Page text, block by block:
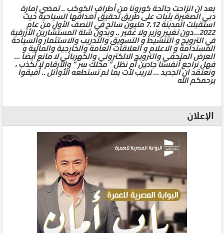
بعد ان انزاحت جائحة كورونا من أطراف الكوكب .. تمضي إمارة
دبي الصغيرة بثبات على طريق تحقيق أهدافها السياحية حيث
استقبلت المدينة 7.12 مليون سائح في النصف الأول من عام
2022…دون تغيير وزير ولا غفير .. وبدون شلة المستشارين الأزرقية
في الترويج و التنشيط و التسويق والتدريب والاستثمار والسياحة
المستدامة و الاعلام و العلاقات العامة والخارجية والمالية و
العرض المتحفي والترويج الالكتروني والكهربائي لا مانع أيضا …
فهل نراجع أنفسنا جادين أم نظل ” محلك سر ” والأرقام لا تكذب ،
ونعتقد ان الجديد … لاريب لآت بما لم تستطعه الأوائل .. أفيقوا
يرحمكم الله
الإعلان